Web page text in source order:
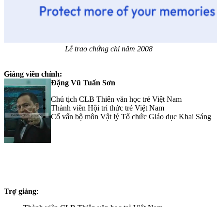
Lễ trao chứng chỉ năm 2008
Giảng viên chính:
Đặng Vũ Tuấn Sơn
Chủ tịch CLB Thiên văn học trẻ Việt Nam
Thành viên Hội trí thức trẻ Việt Nam
Cố vấn bộ môn Vật lý Tổ chức Giáo dục Khai Sáng
Trợ giảng: